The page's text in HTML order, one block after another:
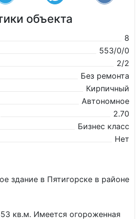
объекта
8
553/0/0
2/2
Без ремонта
Кирпичный
Автономное
2.70
Бизнес класс
Нет
здание в Пятигорске в районе
кв.м. Имеется огороженная